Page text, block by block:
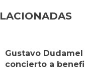
Gustavo
concierto a